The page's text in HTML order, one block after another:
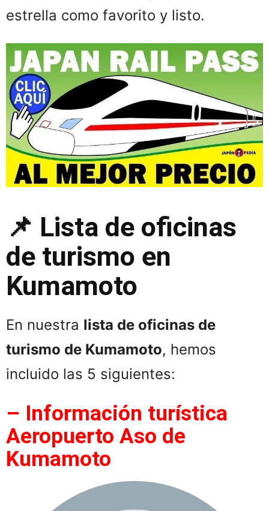
estrella como favorito y listo.
📌 Lista de oficinas
de turismo en
Kumamoto
En nuestra lista de oficinas de
turismo de Kumamoto, hemos
incluido las 5 siguientes:
– Información turística
Aeropuerto Aso de
Kumamoto